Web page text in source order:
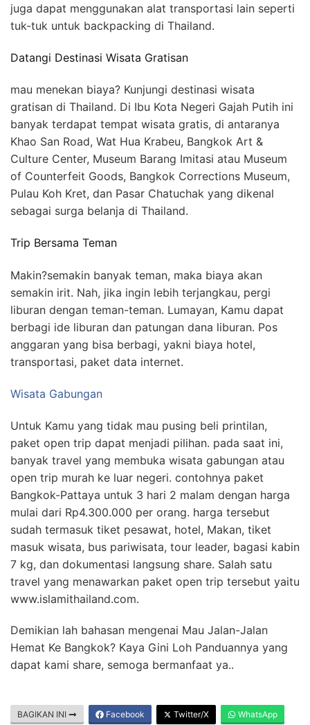
juga dapat menggunakan alat transportasi lain seperti
tuk-tuk untuk backpacking di Thailand.
Datangi Destinasi Wisata Gratisan
mau menekan biaya? Kunjungi destinasi wisata
gratisan di Thailand. Di Ibu Kota Negeri Gajah Putih ini
banyak terdapat tempat wisata gratis, di antaranya
Khao San Road, Wat Hua Krabeu, Bangkok Art &
Culture Center, Museum Barang Imitasi atau Museum
of Counterfeit Goods, Bangkok Corrections Museum,
Pulau Koh Kret, dan Pasar Chatuchak yang dikenal
sebagai surga belanja di Thailand.
Trip Bersama Teman
Makin?semakin banyak teman, maka biaya akan
semakin irit. Nah, jika ingin lebih terjangkau, pergi
liburan dengan teman-teman. Lumayan, Kamu dapat
berbagi ide liburan dan patungan dana liburan. Pos
anggaran yang bisa berbagi, yakni biaya hotel,
transportasi, paket data internet.
Wisata Gabungan
Untuk Kamu yang tidak mau pusing beli printilan,
paket open trip dapat menjadi pilihan. pada saat ini,
banyak travel yang membuka wisata gabungan atau
open trip murah ke luar negeri. contohnya paket
Bangkok-Pattaya untuk 3 hari 2 malam dengan harga
mulai dari Rp4.300.000 per orang. harga tersebut
sudah termasuk tiket pesawat, hotel, Makan, tiket
masuk wisata, bus pariwisata, tour leader, bagasi kabin
7 kg, dan dokumentasi langsung share. Salah satu
travel yang menawarkan paket open trip tersebut yaitu
www.islamithailand.com.
Demikian lah bahasan mengenai Mau Jalan-Jalan
Hemat Ke Bangkok? Kaya Gini Loh Panduannya yang
dapat kami share, semoga bermanfaat ya..
BAGIKAN INI Facebook Twitter/X WhatsApp